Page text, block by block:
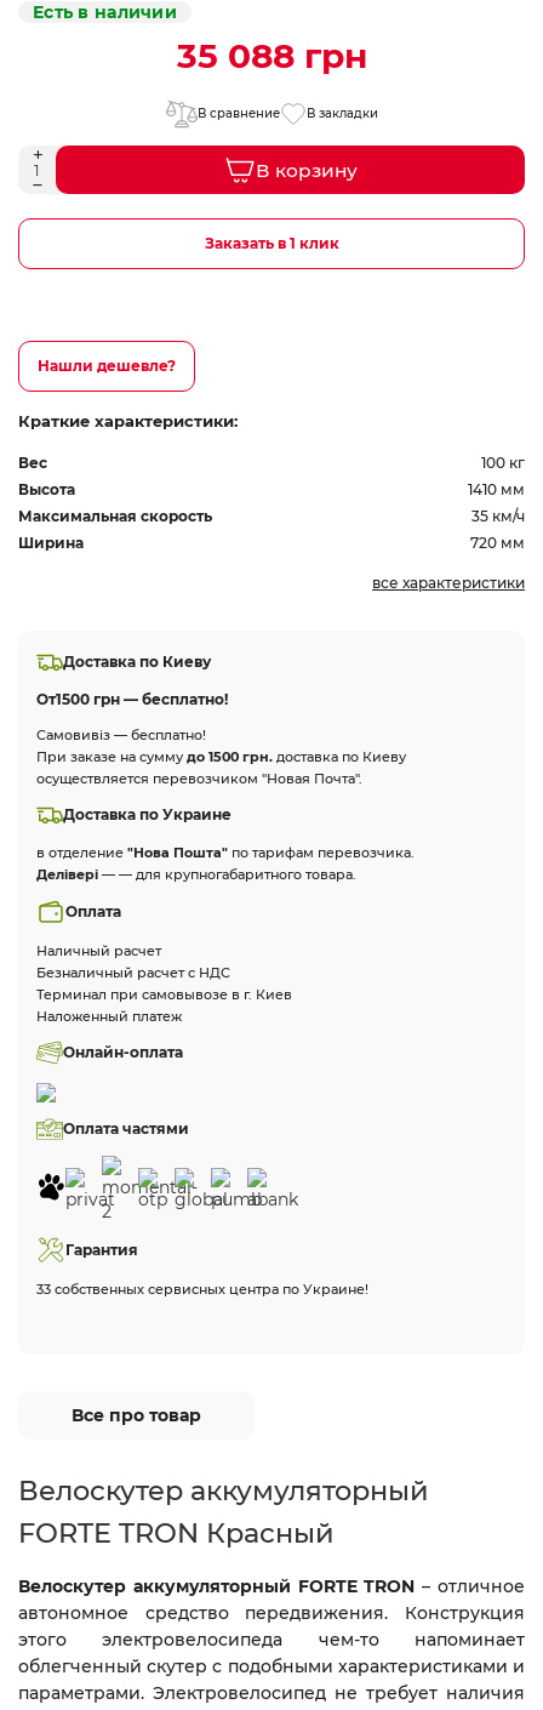
Есть в наличии
35 088 грн
В сравнение В закладки
В корзину
Заказать в 1 клик
Нашли дешевле?
Краткие характеристики:
Вес
100 кг
Высота
1410 мм
Максимальная скорость
35 км/ч
Ширина
720 мм
все характеристики
Доставка по Киеву
От1500 грн — бесплатно!
Самовивіз — бесплатно!
При заказе на сумму до 1500 грн. доставка по Киеву
осуществляется перевозчиком "Новая Почта".
Доставка по Украине
в отделение "Нова Пошта" по тарифам перевозчика.
Делівері — — для крупногабаритного товара.
Оплата
Наличный расчет
Безналичный расчет с НДС
Терминал при самовывозе в г. Киев
Наложенный платеж
Онлайн-оплата
Оплата частями
Гарантия
33 собственных сервисных центра по Украине!
Все про товар
Велоскутер аккумуляторный
FORTE TRON Красный
Велоскутер аккумуляторный FORTE TRON – отличное
автономное средство передвижения. Конструкция
этого электровелосипеда чем-то напоминает
облегченный скутер с подобными характеристиками и
параметрами. Электровелосипед не требует наличия